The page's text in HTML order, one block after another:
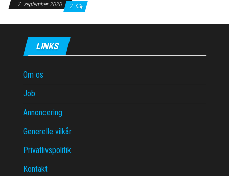
7. september 2020 2
LINKS
Om os
Job
Annoncering
Generelle vilkår
Privatlivspolitik
Kontakt